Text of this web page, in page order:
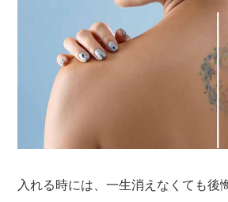
入れる時には、一生消えなくても後